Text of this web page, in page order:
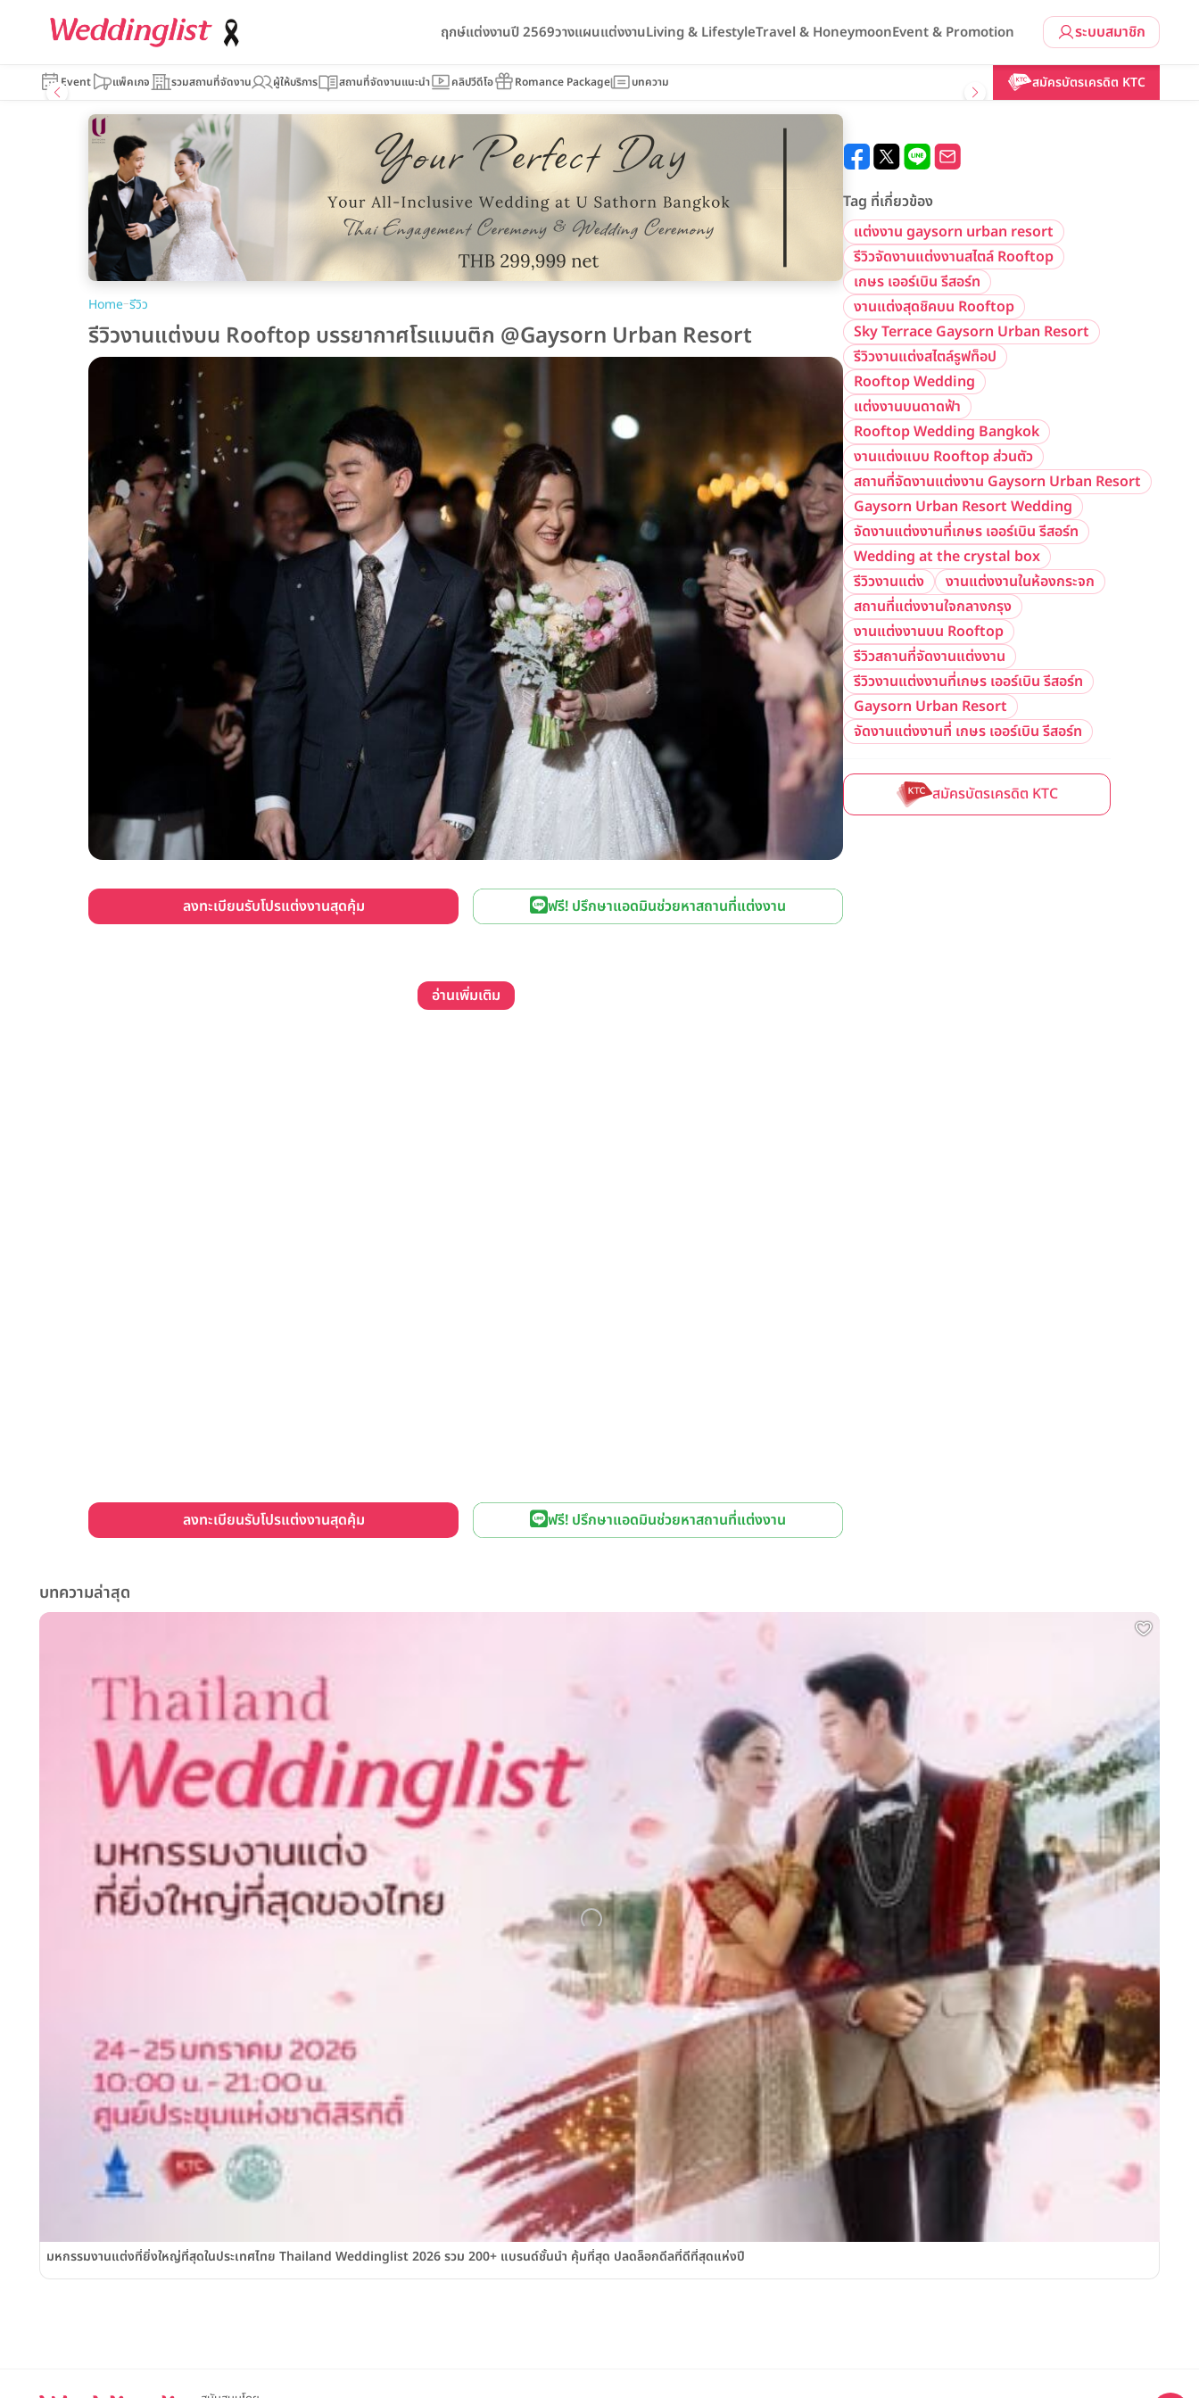
ระบบสมาชิก
ฤกษ์แต่งงานปี 2569วางแผนแต่งงานLiving & LifestyleTravel & HoneymoonEvent & Promotion
Event แพ็คเกจ รวมสถานที่จัดงาน ผู้ให้บริการ สถานที่จัดงานแนะนำ คลิปวีดีโอ Romance Package บทความ สมัครบัตรเครดิต KTC
Home–รีวิว
รีวิวงานแต่งบน Rooftop บรรยากาศโรแมนติก @Gaysorn Urban Resort
ลงทะเบียนรับโปรแต่งงานสุดคุ้ม ฟรี! ปรึกษาแอดมินช่วยหาสถานที่แต่งงาน
อ่านเพิ่มเติม
ลงทะเบียนรับโปรแต่งงานสุดคุ้ม ฟรี! ปรึกษาแอดมินช่วยหาสถานที่แต่งงาน
Tag ที่เกี่ยวข้อง
แต่งงาน gaysorn urban resort
รีวิวจัดงานแต่งงานสไตล์ Rooftop
เกษร เออร์เบิน รีสอร์ท
งานแต่งสุดชิคบน Rooftop
Sky Terrace Gaysorn Urban Resort
รีวิวงานแต่งสไตล์รูฟท็อป
Rooftop Wedding
แต่งงานบนดาดฟ้า
Rooftop Wedding Bangkok
งานแต่งแบบ Rooftop ส่วนตัว
สถานที่จัดงานแต่งงาน Gaysorn Urban Resort
Gaysorn Urban Resort Wedding
จัดงานแต่งงานที่เกษร เออร์เบิน รีสอร์ท
Wedding at the crystal box
รีวิวงานแต่ง
งานแต่งงานในห้องกระจก
สถานที่แต่งงานใจกลางกรุง
งานแต่งงานบน Rooftop
รีวิวสถานที่จัดงานแต่งงาน
รีวิวงานแต่งงานที่เกษร เออร์เบิน รีสอร์ท
Gaysorn Urban Resort
จัดงานแต่งงานที่ เกษร เออร์เบิน รีสอร์ท
สมัครบัตรเครดิต KTC
บทความล่าสุด
มหกรรมงานแต่งที่ยิ่งใหญ่ที่สุดในประเทศไทย Thailand Weddinglist 2026 รวม 200+ แบรนด์ชั้นนำ คุ้มที่สุด ปลดล็อกดีลที่ดีที่สุดแห่งปี